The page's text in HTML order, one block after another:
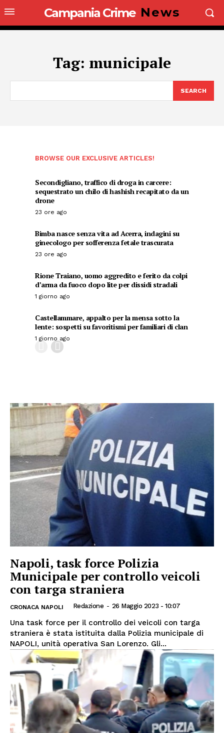
Campania Crime News
Tag: municipale
SEARCH
BROWSE OUR EXCLUSIVE ARTICLES!
Secondigliano, traffico di droga in carcere:
sequestrato un chilo di hashish recapitato da un
drone
23 ore ago
Bimba nasce senza vita ad Acerra, indagini su
ginecologo per sofferenza fetale trascurata
23 ore ago
Rione Traiano, uomo aggredito e ferito da colpi
d’arma da fuoco dopo lite per dissidi stradali
1 giorno ago
Castellammare, appalto per la mensa sotto la
lente: sospetti su favoritismi per familiari di clan
1 giorno ago
Napoli, task force Polizia
Municipale per controllo veicoli
con targa straniera
CRONACA NAPOLI Redazione - 26 Maggio 2023 - 10:07
Una task force per il controllo dei veicoli con targa
straniera è stata istituita dalla Polizia municipale di
NAPOLI, unità operativa San Lorenzo. Gli...